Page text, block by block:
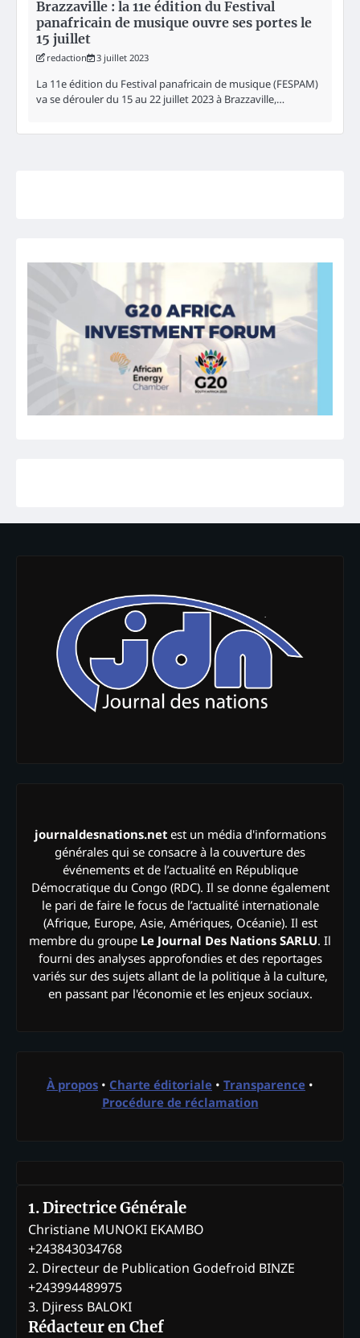
Brazzaville : la 11e édition du Festival
panafricain de musique ouvre ses portes le
15 juillet
redaction 3 juillet 2023
La 11e édition du Festival panafricain de musique (FESPAM)
va se dérouler du 15 au 22 juillet 2023 à Brazzaville,…
journaldesnations.netest un média d'informations
générales qui se consacre à la couverture des
événements et de l’actualité en République
Démocratique du Congo (RDC). Il se donne également
le pari de faire le focus de l’actualité internationale
(Afrique, Europe, Asie, Amériques, Océanie). Il est
membre du groupe Le Journal Des Nations SARLU. Il
fourni des analyses approfondies et des reportages
variés sur des sujets allant de la politique à la culture,
en passant par l'économie et les enjeux sociaux.
À propos • Charte éditoriale • Transparence •
Procédure de réclamation
1. Directrice Générale
Christiane MUNOKI EKAMBO
+243843034768
2. Directeur de Publication Godefroid BINZE
+243994489975
3. Djiress BALOKI
Rédacteur en Chef